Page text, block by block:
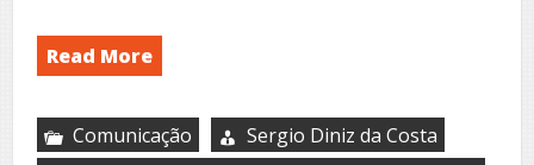
Read More
Comunicação
Sergio Diniz da Costa